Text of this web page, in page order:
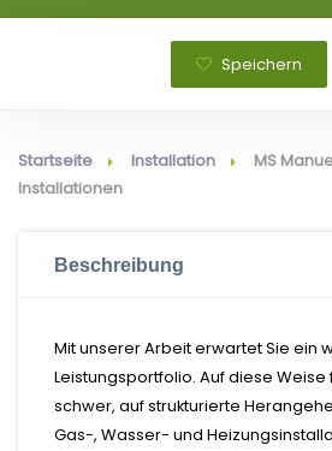
Speichern
Startseite Installation
MS
Installationen
Beschreibung
Mit unserer Arbeit erwartet Sie ein
Leistungsportfolio. Auf diese Weise
schwer, auf strukturierte
Gas-, Wasser- und